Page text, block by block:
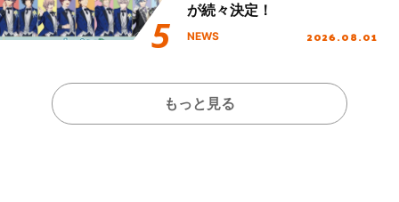
が続々決定！
NEWS 2026.08.01
もっと見る